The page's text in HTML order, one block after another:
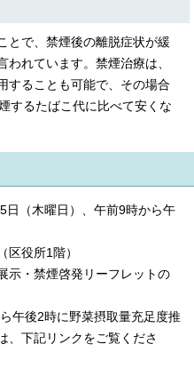
で、禁煙後の離脱症状が緩
れています。禁煙治療は、
することも可能で、その場合
するたばこ代に比べて安くな
（木曜日）、午前9時から午
役所1階）
・禁煙啓発リーフレットの
午後2時に野菜摂取量充足度推
、下記リンクをご覧くださ